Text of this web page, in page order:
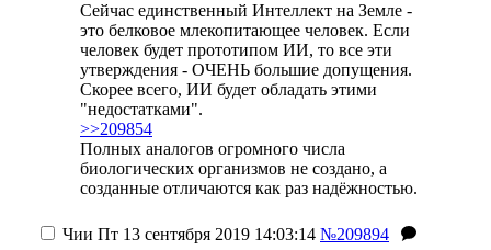
Сейчас единственный Интеллект на Земле -
это белковое млекопитающее человек. Если
человек будет прототипом ИИ, то все эти
утверждения - ОЧЕНЬ большие допущения.
Скорее всего, ИИ будет обладать этими
"недостатками".
>>209854
Полных аналогов огромного числа
биологических организмов не создано, а
созданные отличаются как раз надёжностью.
Чии Пт 13 сентября 2019 14:03:14 №209894